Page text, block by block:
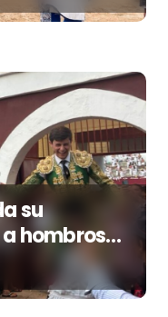
su
hombros